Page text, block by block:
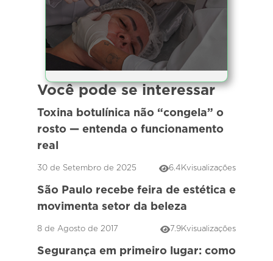
Você pode se interessar
Toxina botulínica não “congela” o
rosto — entenda o funcionamento
real
30 de Setembro de 2025 6.4Kvisualizações
São Paulo recebe feira de estética e
movimenta setor da beleza
8 de Agosto de 2017 7.9Kvisualizações
Segurança em primeiro lugar: como